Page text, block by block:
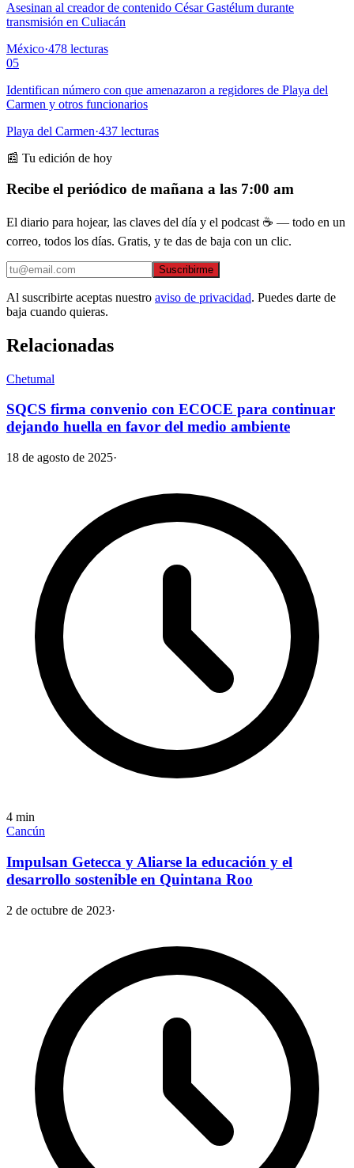
Asesinan al creador de contenido César Gastélum durante
transmisión en Culiacán
México·478 lecturas
05
Identifican número con que amenazaron a regidores de Playa del
Carmen y otros funcionarios
Playa del Carmen·437 lecturas
📰 Tu edición de hoy
Recibe el periódico de mañana a las 7:00 am
El diario para hojear, las claves del día y el podcast ☕ — todo en un
correo, todos los días. Gratis, y te das de baja con un clic.
Suscribirme
Al suscribirte aceptas nuestro aviso de privacidad. Puedes darte de
baja cuando quieras.
Relacionadas
Chetumal
SQCS firma convenio con ECOCE para continuar
dejando huella en favor del medio ambiente
18 de agosto de 2025·
4 min
Cancún
Impulsan Getecca y Aliarse la educación y el
desarrollo sostenible en Quintana Roo
2 de octubre de 2023·